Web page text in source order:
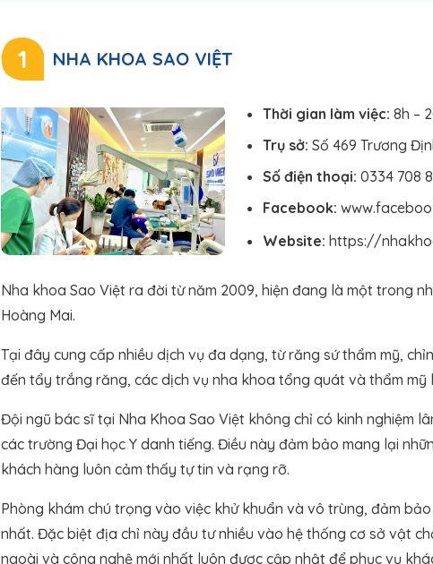
1 NHA KHOA SAO VIỆT
Thời gian làm việc: 8h –
Trụ sở: Số 469 Trương
Số điện thoại: 0334 708
Facebook:
Website: https://
Nha khoa Sao Việt ra đời từ năm 2009, hiện đang là một trong
Hoàng Mai.
Tại đây cung cấp nhiều dịch vụ đa dạng, từ răng sứ thẩm mỹ,
đến tẩy trắng răng, các dịch vụ nha khoa tổng quát và thẩm mỹ
Đội ngũ bác sĩ tại Nha Khoa Sao Việt không chỉ có kinh nghiệm
các trường Đại học Y danh tiếng. Điều này đảm bảo mang lại
khách hàng luôn cảm thấy tự tin và rạng rỡ.
Phòng khám chú trọng vào việc khử khuẩn và vô trùng, đảm
nhất. Đặc biệt địa chỉ này đầu tư nhiều vào hệ thống cơ sở vật
ngoài và công nghệ mới nhất luôn được cập nhật để phục vụ